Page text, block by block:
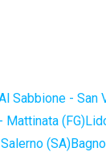
Sabbione - San
Mattinata (FG)
(SA)